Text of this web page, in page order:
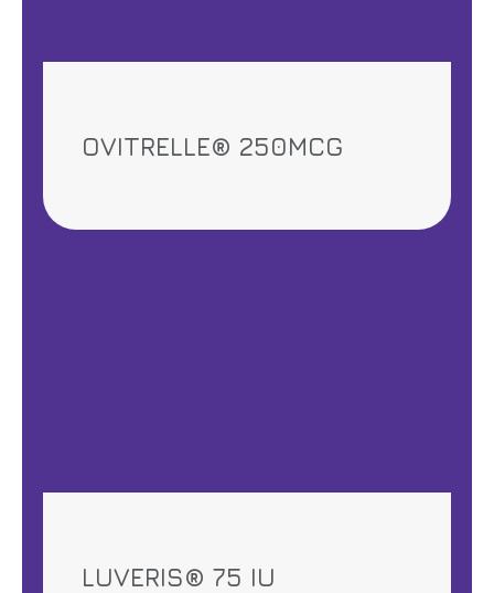
OVITRELLE® 250MCG
LUVERIS® 75 IU